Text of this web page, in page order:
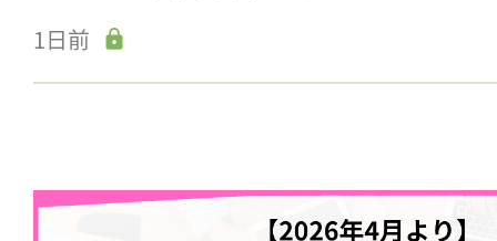
1日前